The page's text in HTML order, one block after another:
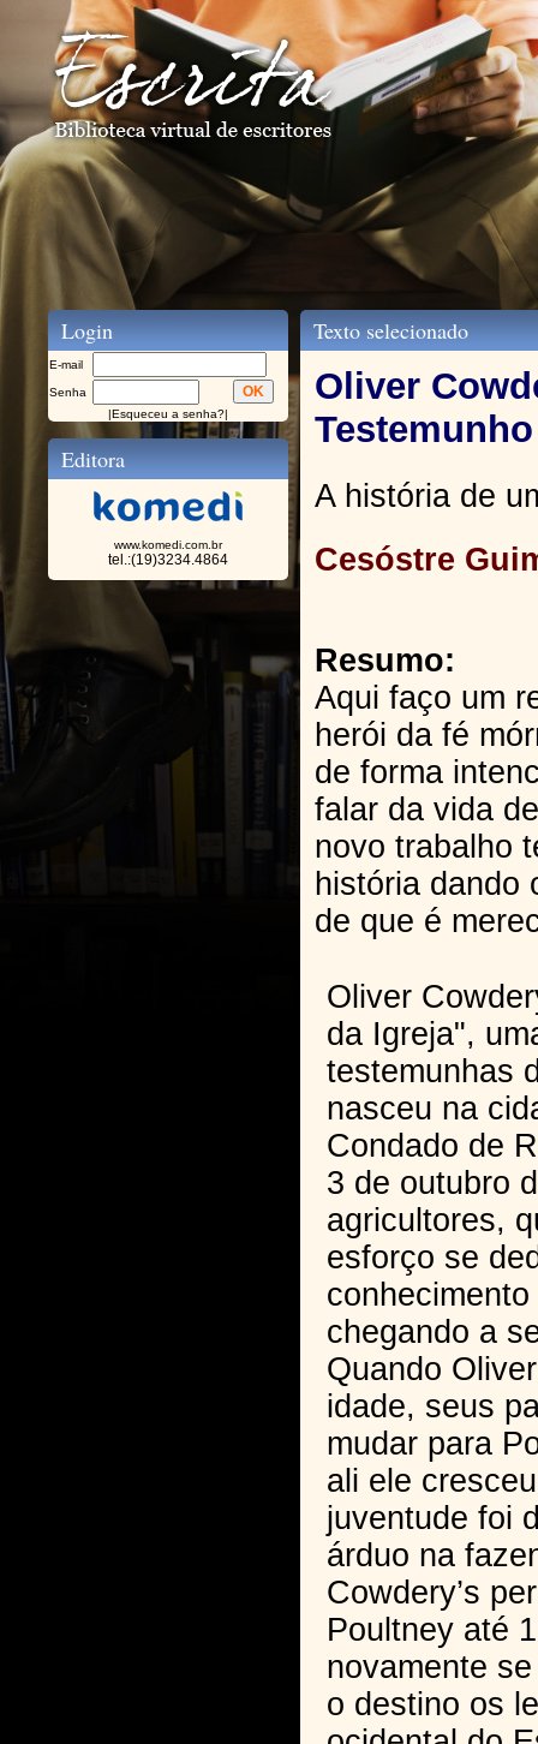
Login
E-mail
Senha
|Esqueceu a senha?|
Editora
www.komedi.com.br
tel.:(19)3234.4864
Texto selecionado
Oliver
Testemunho
A história de
Cesóstre
Resumo:
Aqui faço um
herói da fé
de forma
falar da vida
novo trabalho
história dando
de que é
Oliver
da Igreja",
testemunhas
nasceu na
Condado de
3 de outubro
agricultores,
esforço se
chegando a
Quando
idade, seus
mudar para
ali ele
juventude foi
árduo na
Cowdery’s
Poultney até
novamente
o destino os